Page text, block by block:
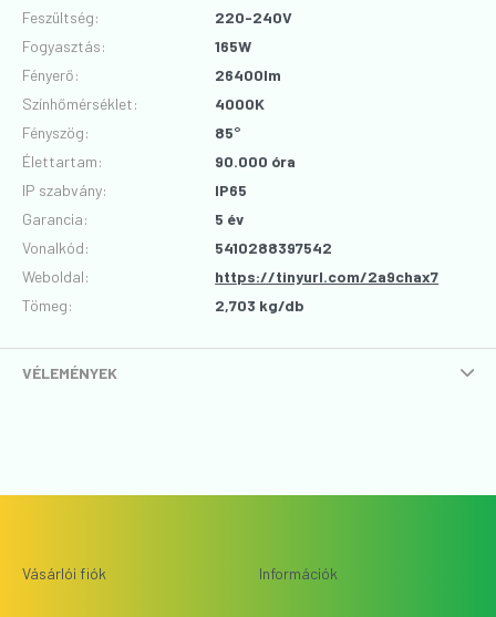
Feszültség:
220-240V
Fogyasztás:
165W
Fényerő:
26400lm
Színhőmérséklet:
4000K
Fényszög:
85°
Élettartam:
90.000 óra
IP szabvány:
IP65
Garancia:
5 év
Vonalkód:
5410288397542
Weboldal:
https://tinyurl.com/2a9chax7
Tömeg:
2,703 kg/db
VÉLEMÉNYEK
Vásárlói fiók Információk